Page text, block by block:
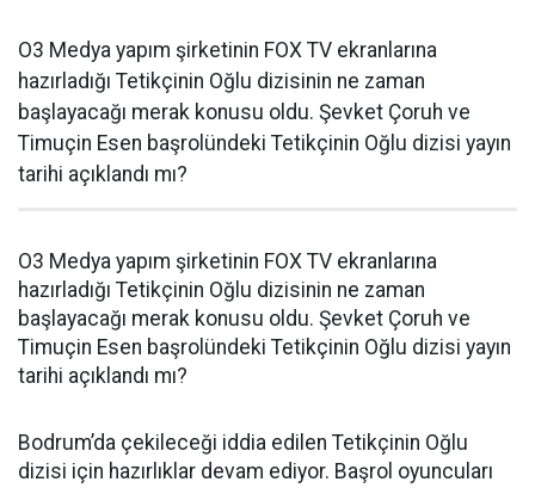
O3 Medya yapım şirketinin FOX TV ekranlarına
hazırladığı Tetikçinin Oğlu dizisinin ne zaman
başlayacağı merak konusu oldu. Şevket Çoruh ve
Timuçin Esen başrolündeki Tetikçinin Oğlu dizisi yayın
tarihi açıklandı mı?
O3 Medya yapım şirketinin FOX TV ekranlarına
hazırladığı Tetikçinin Oğlu dizisinin ne zaman
başlayacağı merak konusu oldu. Şevket Çoruh ve
Timuçin Esen başrolündeki Tetikçinin Oğlu dizisi yayın
tarihi açıklandı mı?
Bodrum’da çekileceği iddia edilen Tetikçinin Oğlu
dizisi için hazırlıklar devam ediyor. Başrol oyuncuları